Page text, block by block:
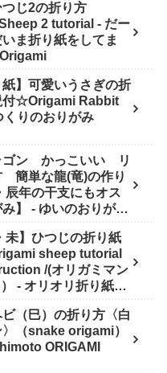
つじ2の折り方
2 tutorial - だー
ま折り紙をしてま
紙】可愛いうさぎの折
付☆Origami Rabbit
りのおりがみ
ン かっこいい リ
簡単な龍(竜)の作り
年の干支にもオス
】 - ゆいのおりがみ
未】ひつじの折り紙
sheep tutorial
/(オリガミマン
- オリオリ折り紙マ
ビ（巳）の折り方〈白
（snake origami）
ORIGAMI